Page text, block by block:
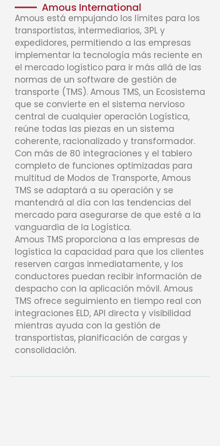
Amous International
Amous está empujando los límites para los
transportistas, intermediarios, 3PL y
expedidores, permitiendo a las empresas
implementar la tecnología más reciente en
el mercado logístico para ir más allá de las
normas de un software de gestión de
transporte (TMS). Amous TMS, un Ecosistema
que se convierte en el sistema nervioso
central de cualquier operación Logística,
reúne todas las piezas en un sistema
coherente, racionalizado y transformador.
Con más de 80 integraciones y el tablero
completo de funciones optimizadas para
multitud de Modos de Transporte, Amous
TMS se adaptará a su operación y se
mantendrá al día con las tendencias del
mercado para asegurarse de que esté a la
vanguardia de la Logística.
Amous TMS proporciona a las empresas de
logística la capacidad para que los clientes
reserven cargas inmediatamente, y los
conductores puedan recibir información de
despacho con la aplicación móvil. Amous
TMS ofrece seguimiento en tiempo real con
integraciones ELD, API directa y visibilidad
mientras ayuda con la gestión de
transportistas, planificación de cargas y
consolidación.